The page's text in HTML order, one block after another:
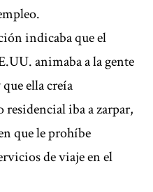
indicaba que el
animaba a la gente
ella creía
residencial iba a zarpar,
que le prohíbe
de viaje en el